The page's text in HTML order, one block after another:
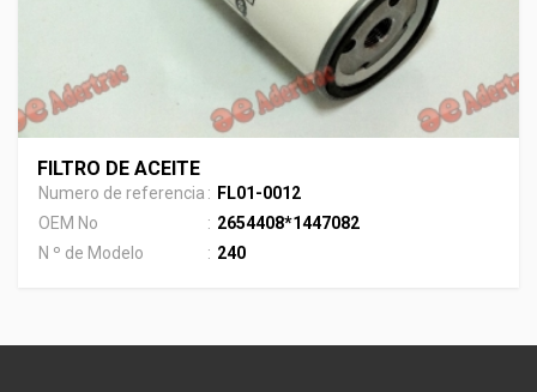
FILTRO DE ACEITE
Numero de referencia : FL01-0012
OEM No
: 2654408*1447082
N º de Modelo
: 240